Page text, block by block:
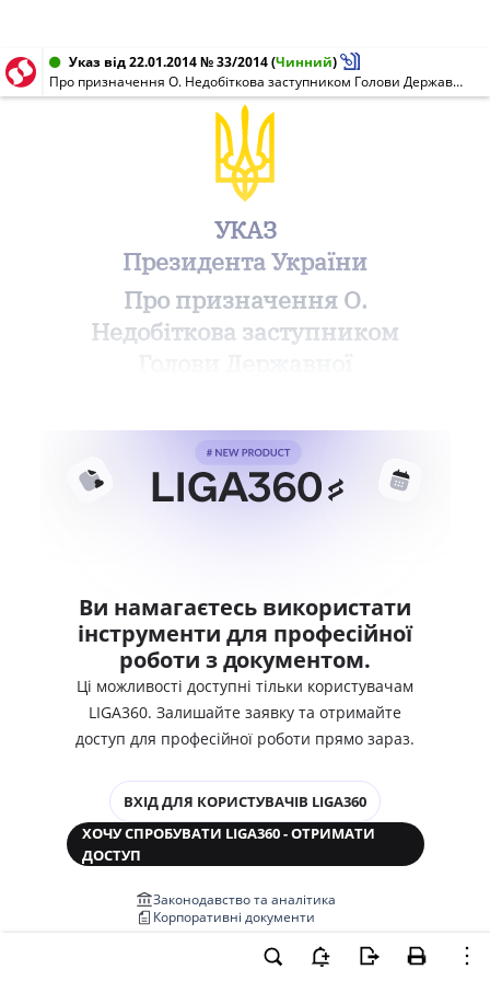
Указ від 22.01.2014 № 33/2014(Чинний)
Про призначення О. Недобіткова заступником Голови Державної служби України з надзвичайних ситуацій
УКАЗ
Президента України
Про призначення О.
Недобіткова заступником
Ви намагаєтесь використати
інструменти для професійної
роботи з документом.
Ці можливості доступні тільки користувачам
LIGA360. Залишайте заявку та отримайте
доступ для професійної роботи прямо зараз.
ВХІД ДЛЯ КОРИСТУВАЧІВ LIGA360
ХОЧУ СПРОБУВАТИ LIGA360 - ОТРИМАТИ
ДОСТУП
Законодавство та аналітика
Корпоративні документи
Медіааналіз та репутація